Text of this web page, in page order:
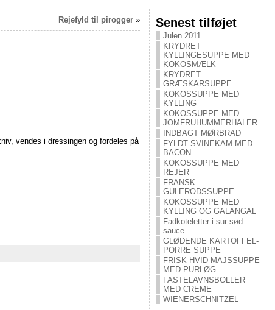
Rejefyld til pirogger»
vendes i dressingen og fordeles på
Senest tilføjet
Julen 2011
KRYDRET
KYLLINGESUPPE MED
KOKOSMÆLK
KRYDRET
GRÆSKARSUPPE
KOKOSSUPPE MED
KYLLING
KOKOSSUPPE MED
JOMFRUHUMMERHALER
INDBAGT MØRBRAD
FYLDT SVINEKAM MED
BACON
KOKOSSUPPE MED
REJER
FRANSK
GULERODSSUPPE
KOKOSSUPPE MED
KYLLING OG GALANGAL
Fadkoteletter i sur-sød
sauce
GLØDENDE KARTOFFEL-
PORRE SUPPE
FRISK HVID MAJSSUPPE
MED PURLØG
FASTELAVNSBOLLER
MED CREME
WIENERSCHNITZEL